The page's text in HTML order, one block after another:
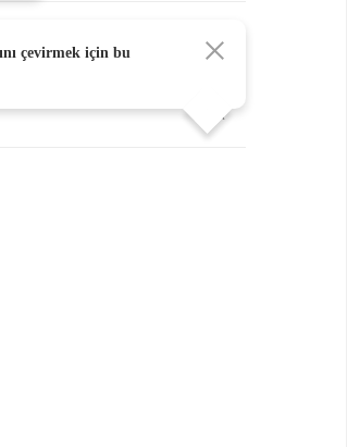
çevirmek için bu